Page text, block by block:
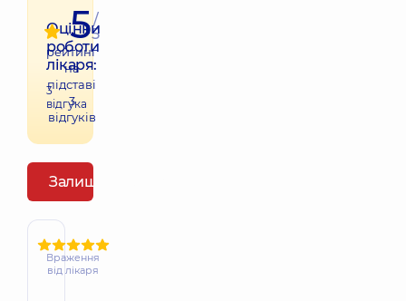
Оцінки
роботи
лікаря:
3
відгука
5/
5
рейтинг
на
підставі
3
відгуків
Залишити відгук
Враження
від лікаря